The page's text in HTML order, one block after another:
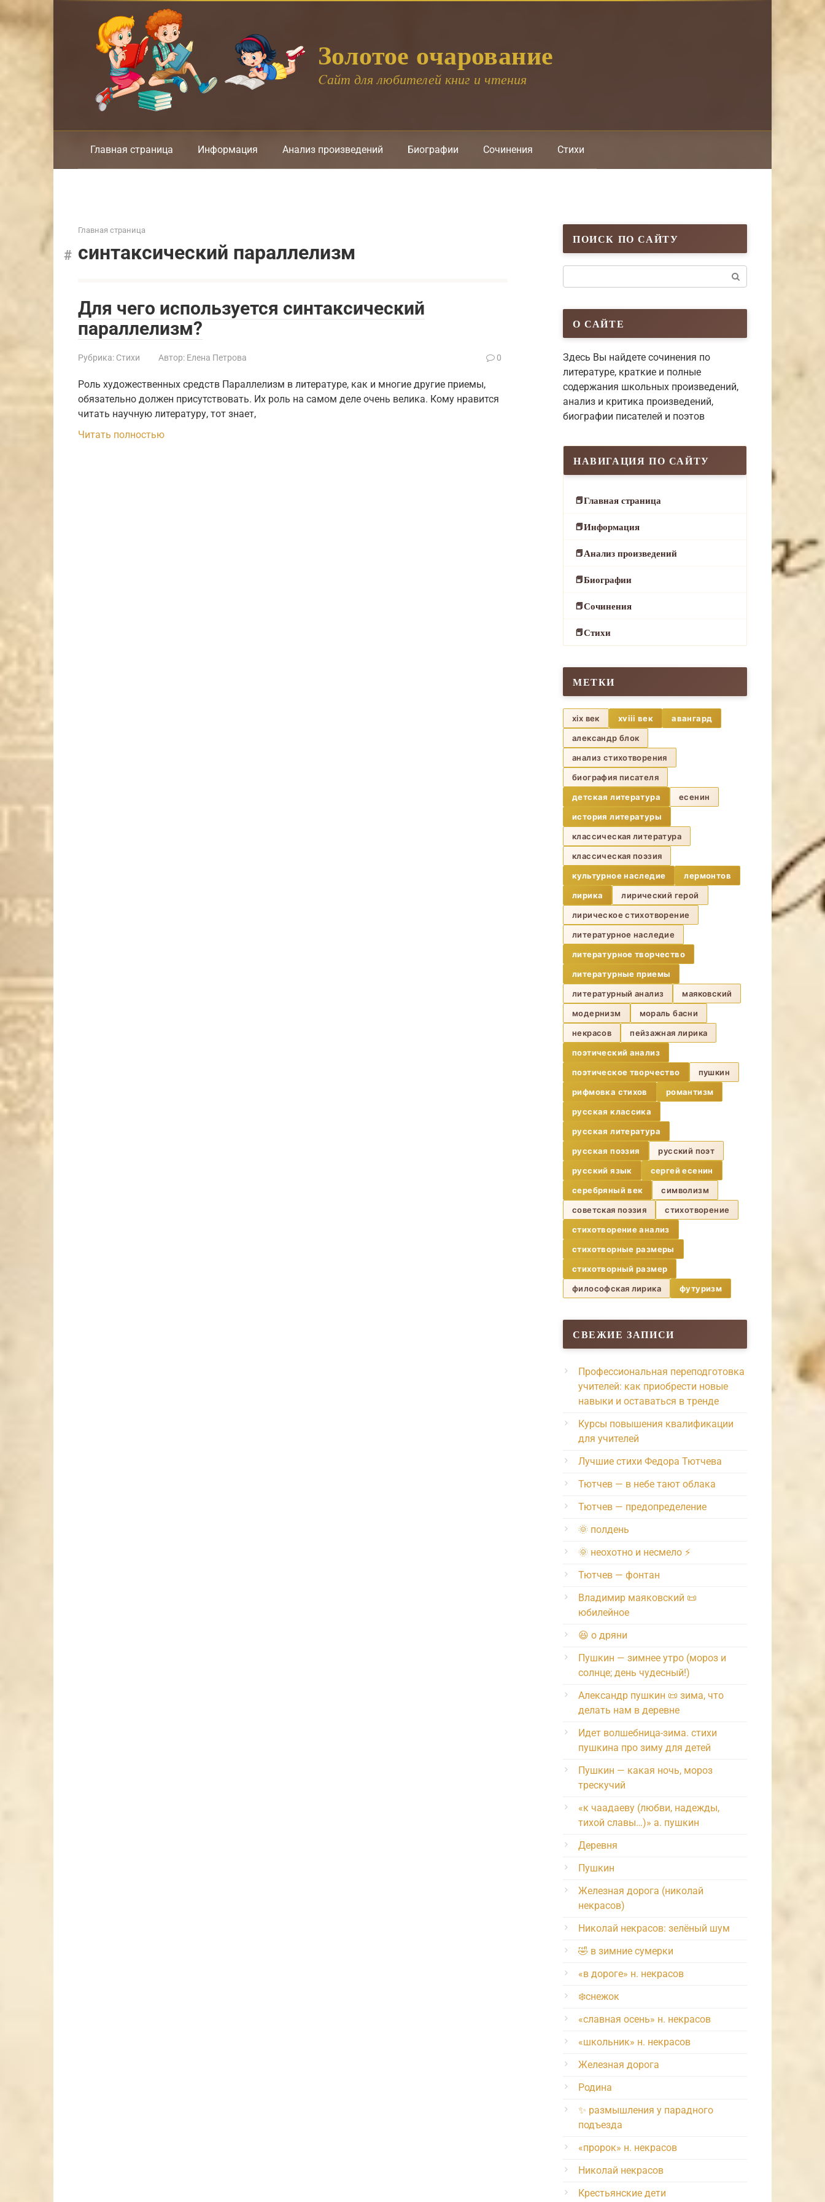
к
Золотое очарование
Cайт для любителей книг и чтения
Главная страница Информация Анализ произведений Биографии Сочинения Стихи
Главная страница
синтаксический параллелизм
Для чего используется синтаксический
параллелизм?
Рубрика: Стихи Автор: Елена Петрова 0
Роль художественных средств Параллелизм в литературе, как и многие другие приемы,
обязательно должен присутствовать. Их роль на самом деле очень велика. Кому нравится
читать научную литературу, тот знает,
Читать полностью
ПОИСК ПО САЙТУ
О САЙТЕ
Здесь Вы найдете сочинения по
литературе, краткие и полные
содержания школьных произведений,
анализ и критика произведений,
биографии писателей и поэтов
НАВИГАЦИЯ ПО САЙТУ
Главная страница
Информация
Анализ произведений
Биографии
Сочинения
Стихи
МЕТКИ
xix век xviii век
авангард
александр блок
анализ стихотворения
биография писателя
детская литература
есенин
история литературы
классическая литература
классическая поэзия
культурное наследие
лермонтов
лирика
лирический герой
лирическое стихотворение
литературное наследие
литературное творчество
литературные приемы
литературный анализ
маяковский
модернизм
мораль басни
некрасов
пейзажная лирика
поэтический анализ
поэтическое творчество
пушкин
рифмовка стихов
романтизм
русская классика
русская литература
русская поэзия
русский поэт
русский язык
сергей есенин
серебряный век
символизм
советская поэзия
стихотворение
стихотворение анализ
стихотворные размеры
стихотворный размер
философская лирика
футуризм
СВЕЖИЕ ЗАПИСИ
Профессиональная переподготовка
учителей: как приобрести новые
навыки и оставаться в тренде
Курсы повышения квалификации
для учителей
Лучшие стихи Федора Тютчева
Тютчев — в небе тают облака
Тютчев — предопределение
🌞 полдень
🌞 неохотно и несмело ⚡️
Тютчев — фонтан
Владимир маяковский 📜
юбилейное
😆 о дряни
Пушкин — зимнее утро (мороз и
солнце; день чудесный!)
Александр пушкин 📜 зима, что
делать нам в деревне
Идет волшебница-зима. стихи
пушкина про зиму для детей
Пушкин — какая ночь, мороз
трескучий
«к чаадаеву (любви, надежды,
тихой славы…)» а. пушкин
Деревня
Пушкин
Железная дорога (николай
некрасов)
Николай некрасов: зелёный шум
🤣 в зимние сумерки
«в дороге» н. некрасов
❄️снежок
«славная осень» н. некрасов
«школьник» н. некрасов
Железная дорога
Родина
✨ размышления у парадного
подъезда
«пророк» н. некрасов
Николай некрасов
Крестьянские дети